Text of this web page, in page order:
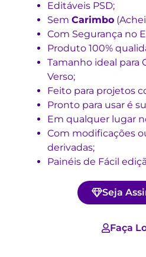
Editáveis PSD;
Sem Carimbo
Com Segurança no
Produto 100%
Tamanho ideal para
Verso;
Feito para projetos
Pronto para usar é
Em qualquer lugar
Com modificações
derivadas;
Painéis de Fácil
Seja
Faça